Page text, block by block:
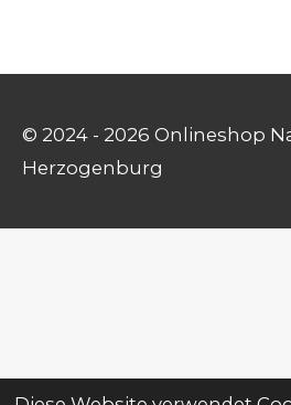
© 2024 - 2026 Onlineshop
Herzogenburg